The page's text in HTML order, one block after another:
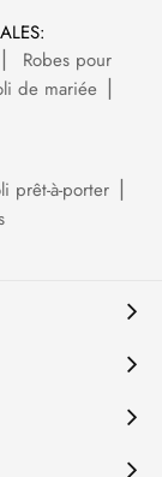
Robes pour
de mariée
prêt-à-porter